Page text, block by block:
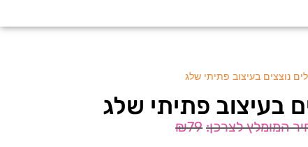
נוצצים בעיצוב פתיתי שלג
בעיצוב פתיתי שלג
₪79